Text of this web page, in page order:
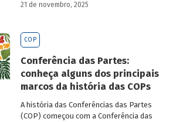
em vista a urgência cada vez maior do
as discussões das mesas de negociações
saiam do discurso e resultem em
com prazos e recursos definidos.
21 de novembro, 2025
COP
Conferência das Partes:
conheça alguns dos principais
marcos da história das COPs
A história das Conferências das Partes
(COP) começou com a Conferência das